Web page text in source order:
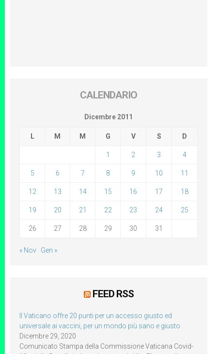
CALENDARIO
Dicembre 2011
L M M G V S D
1 2 3 4
5 6 7 8 9 10 11
12 13 14 15 16 17 18
19 20 21 22 23 24 25
26 27 28 29 30 31
« Nov Gen »
FEED RSS
Il Vaticano offre 20 punti per un accesso giusto ed
universale ai vaccini, per un mondo più sano e giusto
Dicembre 29, 2020
Comunicato Stampa della Commissione Vaticana Covid-